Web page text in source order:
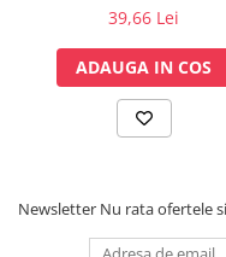
Lampi cu infrarosu
Electroencefalografe
Colposcoape
Osteodensitometre
Oftalmoscoape
Otoscoape
• Greutate: 2,2 kg
Accesorii standard
• Borcan autoclavabil cu
• Filtru antibacterian și
• Set tuburi de silicon 6 x
36x40mm cu capsa,
39,66 Lei
ADAUGA IN COS
Newsletter Nu rata ofertele